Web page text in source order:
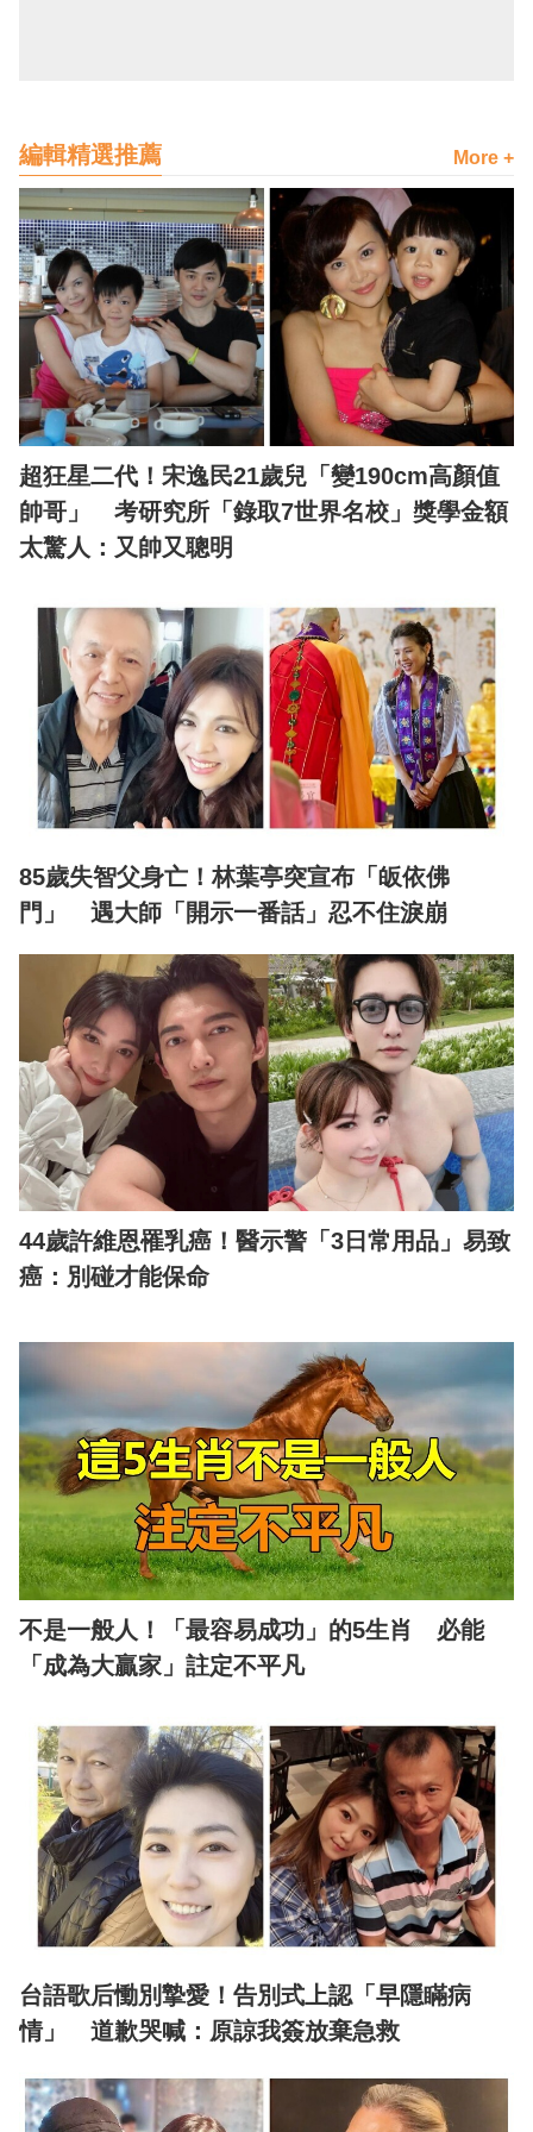
編輯精選推薦 More +
超狂星二代！宋逸民21歲兒「變190cm高顏值
帥哥」 考研究所「錄取7世界名校」獎學金額
太驚人：又帥又聰明
85歲失智父身亡！林葉亭突宣布「皈依佛
門」 遇大師「開示一番話」忍不住淚崩
44歲許維恩罹乳癌！醫示警「3日常用品」易致
癌：別碰才能保命
不是一般人！「最容易成功」的5生肖 必能
「成為大贏家」註定不平凡
台語歌后慟別摯愛！告別式上認「早隱瞞病
情」 道歉哭喊：原諒我簽放棄急救